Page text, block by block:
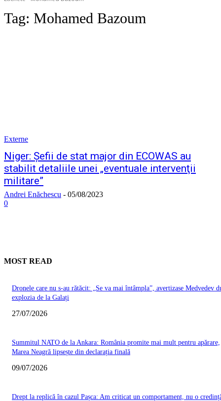
Tag: Mohamed Bazoum
Externe
Niger: Şefii de stat major din ECOWAS au
stabilit detaliile unei „eventuale intervenţii
militare”
Andrei Enăchescu - 05/08/2023
0
MOST READ
Dronele care nu s-au rătăcit: „Se va mai întâmpla”, avertizase Medvedev
explozia de la Galați
27/07/2026
Summitul NATO de la Ankara: România promite mai mult pentru apărare,
Marea Neagră lipsește din declarația finală
09/07/2026
Drept la replică în cazul Pașca: Am criticat un comportament, nu o